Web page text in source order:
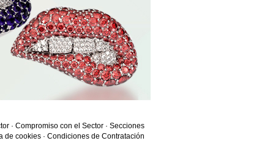
· Compromiso con el Sector · Secciones
de cookies · Condiciones de Contratación